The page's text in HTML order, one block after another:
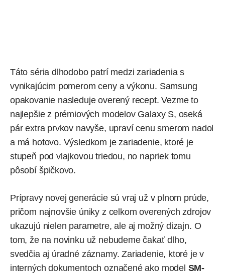
Táto séria dlhodobo patrí medzi zariadenia s
vynikajúcim pomerom ceny a výkonu. Samsung
opakovanie nasleduje overený recept. Vezme to
najlepšie z prémiových modelov Galaxy S, oseká
pár extra prvkov navyše, upraví cenu smerom nadol
a má hotovo. Výsledkom je zariadenie, ktoré je
stupeň pod vlajkovou triedou, no napriek tomu
pôsobí špičkovo.
Prípravy novej generácie sú vraj už v plnom prúde,
pričom najnovšie úniky z celkom overených zdrojov
ukazujú nielen parametre, ale aj možný dizajn. O
tom, že na novinku už nebudeme čakať dlho,
svedčia aj úradné záznamy. Zariadenie, ktoré je v
interných dokumentoch označené ako model SM-